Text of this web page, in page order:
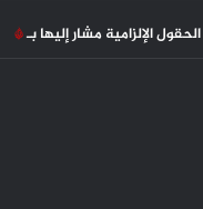
الحقول الإلزامية مشار إليها بـ*